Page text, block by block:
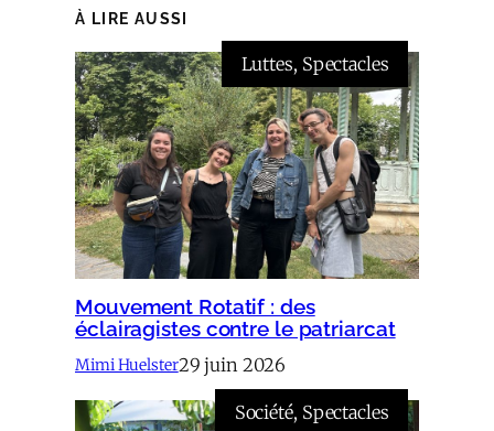
À LIRE AUSSI
Luttes, Spectacles
Mouvement Rotatif : des
éclairagistes contre le patriarcat
Mimi Huelster29 juin 2026
Société, Spectacles